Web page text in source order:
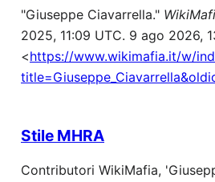
"Giuseppe Ciavarrella."
2025, 11:09 UTC. 9 ago 2026,
<https://www.wikimafia.it/w/
Stile MHRA
Contributori WikiMafia,